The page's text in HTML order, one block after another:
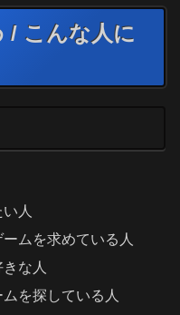
/ こんな人に
人
ムを求めている人
な人
を探している人